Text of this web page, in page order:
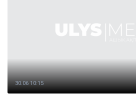
30.06 10:15